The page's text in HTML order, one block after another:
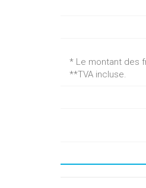
* Le montant des
**TVA incluse.